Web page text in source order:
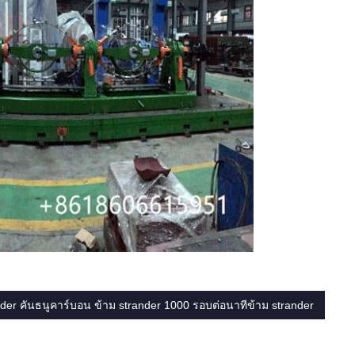
คันธนูคาร์บอน ข้าม strander 1000 รอบต่อนาทีข้าม strander